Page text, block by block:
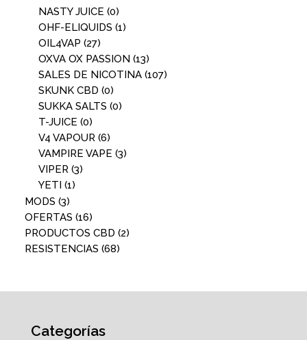
NASTY JUICE (0)
OHF-ELIQUIDS (1)
OIL4VAP (27)
OXVA OX PASSION (13)
SALES DE NICOTINA (107)
SKUNK CBD (0)
SUKKA SALTS (0)
T-JUICE (0)
V4 VAPOUR (6)
VAMPIRE VAPE (3)
VIPER (3)
YETI (1)
MODS (3)
OFERTAS (16)
PRODUCTOS CBD (2)
RESISTENCIAS (68)
Categorías